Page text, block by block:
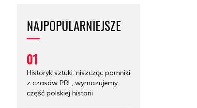
NAJPOPULARNIEJSZE
01
Historyk sztuki: niszcząc pomniki
z czasów PRL, wymazujemy
część polskiej historii